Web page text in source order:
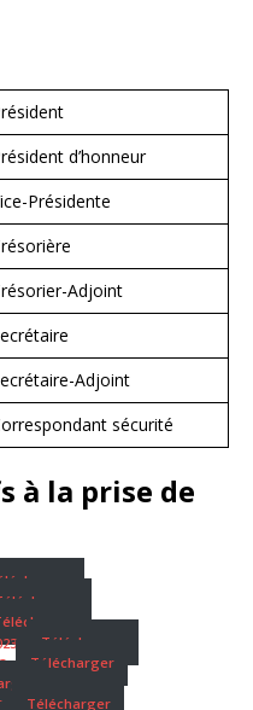
d’honneur
Présidente
Adjoint
Adjoint
sécurité
à la prise de
Télécharger
Télécharger
Télécharger